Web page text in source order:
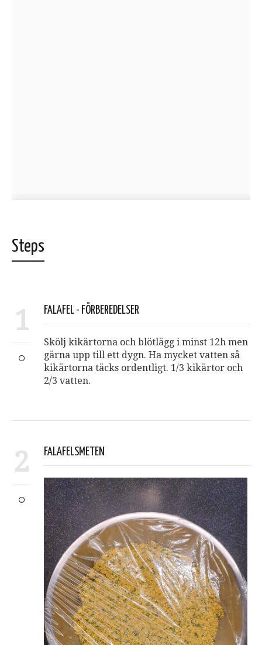
Steps
1 FALAFEL - FÖRBEREDELSER
Skölj kikärtorna och blötlägg i minst 12h men
gärna upp till ett dygn. Ha mycket vatten så
kikärtorna täcks ordentligt. 1/3 kikärtor och
2/3 vatten.
2 FALAFELSMETEN